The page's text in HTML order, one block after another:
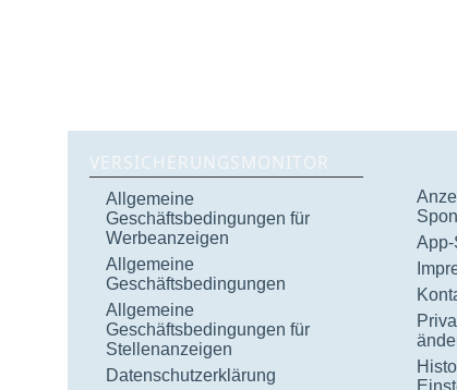
VERSICHERUNGSMONITOR
Allgemeine
Geschäftsbedingungen für
Werbeanzeigen
Allgemeine
Geschäftsbedingungen
Allgemeine
Geschäftsbedingungen für
Stellenanzeigen
Datenschutzerklärung